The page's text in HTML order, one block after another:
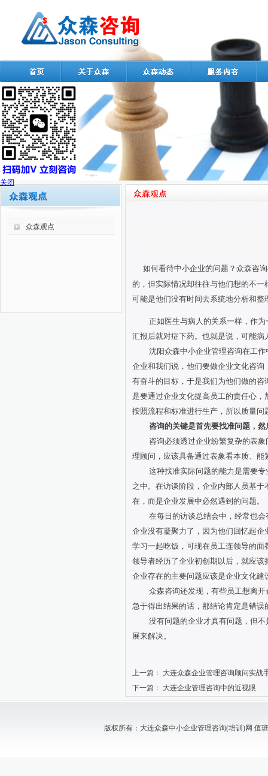
众森观点
如何看待中小企业的问题？众森咨
的，但实际情况却往往与他们想的不
可能是他们没有时间去系统地分析和整
正如医生与病人的关系一样，作
汇报后就对症下药。也就是说，可能
沈阳众森中小企业管理咨询在工
企业和我们说，他们要做企业文化咨
有奋斗的目标，于是我们为他们做的
是要通过企业文化提高员工的责任心
按照流程和标准进行生产，所以质量问
咨询的关键是首先要找准问题，
咨询必须透过企业纷繁复杂的表
理顾问，应该具备通过表象看本质、能
这种找准实际问题的能力是需要
之中。在访谈阶段，企业内部人员基
在，而是企业发展中必然遇到的问题。
在每日的访谈总结会中，经常也
企业没有凝聚力了，因为他们回忆起
学习一起吃饭，可现在员工连领导的
领导者经历了企业初创期以后，就应
企业存在的主要问题应该是企业文化
众森咨询还发现，有些员工想离
急于得出结果的话，那结论肯定是错误
没有问题的企业才真有问题，但
展来解决。
上一篇：
大连众森企业管理咨询顾问实战
下一篇：
大连企业管理咨询中的近视眼
版权所有：大连众森中小企业管理咨询(培训)网 值
关闭